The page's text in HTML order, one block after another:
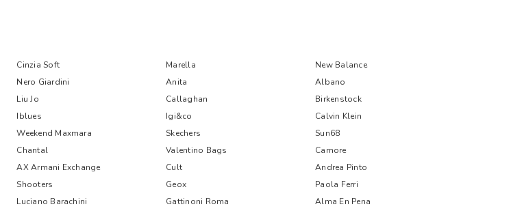
Cinzia Soft Marella
New Balance
Nero Giardini Anita
Albano
Liu Jo Callaghan
Birkenstock
Iblues Igi&co
Calvin Klein
Weekend Maxmara Skechers
Sun68
Chantal Valentino Bags
Camore
AX Armani Exchange Cult
Andrea Pinto
Shooters Geox
Paola Ferri
Luciano Barachini Gattinoni Roma
Alma En Pena